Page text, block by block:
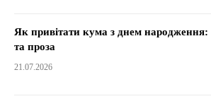
Як привітати кума з днем народження:
та проза
21.07.2026